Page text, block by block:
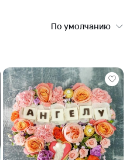
По умолчанию